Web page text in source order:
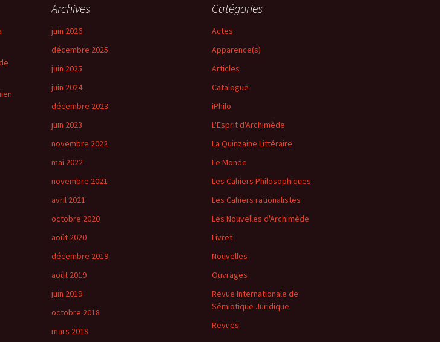
Archives
juin 2026
décembre 2025
juin 2025
juin 2024
décembre 2023
juin 2023
novembre 2022
mai 2022
novembre 2021
avril 2021
octobre 2020
août 2020
décembre 2019
août 2019
juin 2019
octobre 2018
mars 2018
Catégories
Actes
Apparence(s)
Articles
Catalogue
iPhilo
L'Esprit d'Archimède
La Quinzaine Littéraire
Le Monde
Les Cahiers Philosophiques
Les Cahiers rationalistes
Les Nouvelles d'Archimède
Livret
Nouvelles
Ouvrages
Revue Internationale de
Sémiotique Juridique
Revues